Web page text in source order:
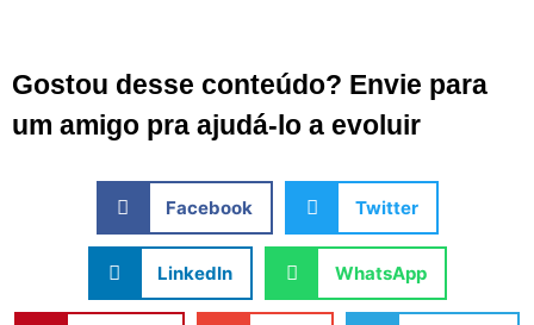
Gostou desse conteúdo? Envie para
um amigo pra ajudá-lo a evoluir
Facebook Twitter
LinkedIn WhatsApp